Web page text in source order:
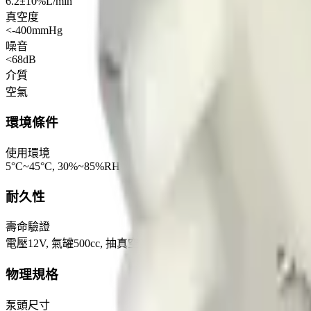
真空度
<-400mmHg
噪音
<68dB
介質
空氣
環境條件
使用環境
5°C~45°C, 30%~85%RH
耐久性
壽命驗證
電壓12V, 氣罐500cc, 抽真空20秒抽氣10秒為一循環, 工作時間
物理規格
泵頭尺寸